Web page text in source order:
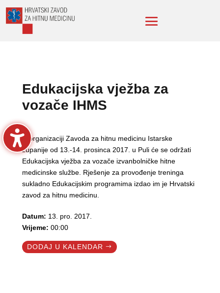
Edukacijska vježba za
vozače IHMS
U organizaciji Zavoda za hitnu medicinu Istarske
županije od 13.-14. prosinca 2017. u Puli će se održati
Edukacijska vježba za vozače izvanbolničke hitne
medicinske službe. Rješenje za provođenje treninga
sukladno Edukacijskim programima izdao im je Hrvatski
zavod za hitnu medicinu.
Datum: 13. pro. 2017.
Vrijeme: 00:00
DODAJ U KALENDAR